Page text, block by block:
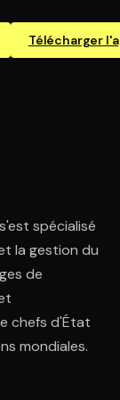
Télécharger
spécialisé
la gestion du
de
chefs d'État
mondiales.